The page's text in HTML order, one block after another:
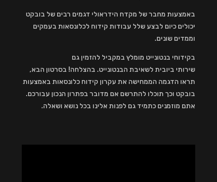
באמצעות מחבר של מקדח הידראולי דגמים רבים של בובקט
יכולים כיום לבצע שלל עבודות קידוח לכלונסאות בעמקים
וממדים שונים.
בקידוחי בנטונייט מומלץ במקביל להזמין גם
שירותי ביובית לשאיבת הבנטונייט. בהצלחה! בסרטון הבא,
תראו הדגמה הממחישה את עקרון קידוח כלונסאות באמצעות
בובקט וכך תוכלו להתרשם אם מדובר בפתרון הנכון עבורכם.
אתם מוזמנים כתמיד גם לפנות אלינו בכל נושא ושאלה.